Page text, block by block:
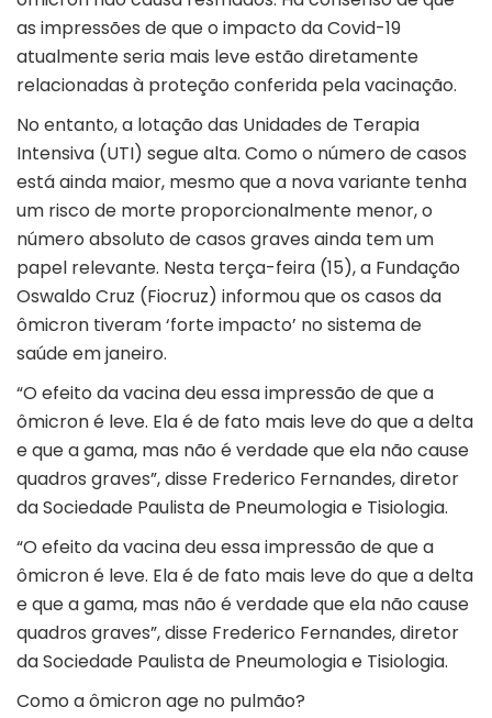
as impressões de que o impacto da Covid-19
atualmente seria mais leve estão diretamente
relacionadas à proteção conferida pela vacinação.
No entanto, a lotação das Unidades de Terapia
Intensiva (UTI) segue alta. Como o número de casos
está ainda maior, mesmo que a nova variante tenha
um risco de morte proporcionalmente menor, o
número absoluto de casos graves ainda tem um
papel relevante. Nesta terça-feira (15), a Fundação
Oswaldo Cruz (Fiocruz) informou que os casos da
ômicron tiveram ‘forte impacto’ no sistema de
saúde em janeiro.
“O efeito da vacina deu essa impressão de que a
ômicron é leve. Ela é de fato mais leve do que a delta
e que a gama, mas não é verdade que ela não cause
quadros graves”, disse Frederico Fernandes, diretor
da Sociedade Paulista de Pneumologia e Tisiologia.
“O efeito da vacina deu essa impressão de que a
ômicron é leve. Ela é de fato mais leve do que a delta
e que a gama, mas não é verdade que ela não cause
quadros graves”, disse Frederico Fernandes, diretor
da Sociedade Paulista de Pneumologia e Tisiologia.
Como a ômicron age no pulmão?